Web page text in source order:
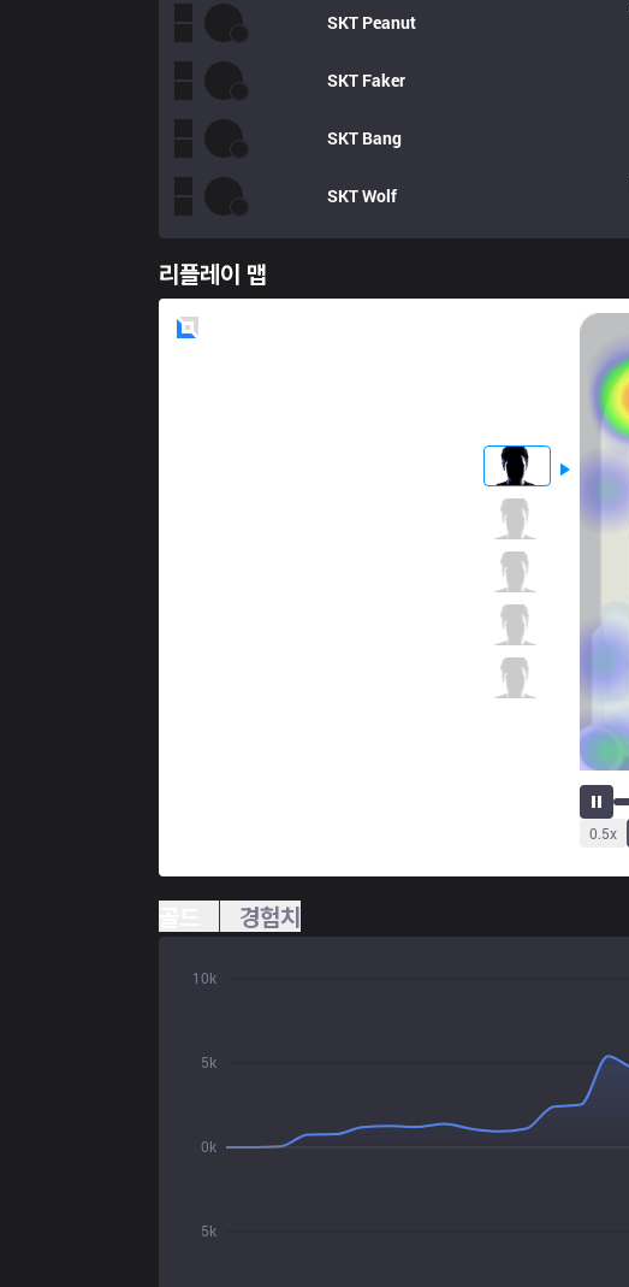
SKT Peanut
SKT Faker
SKT Bang
SKTWolf
리플레이 맵
0.5x
경험치
5k
0k
5k
10k